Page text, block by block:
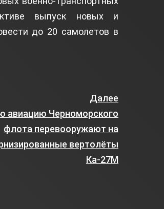
выпуск новых и
до 20 самолетов в
Далее
авиацию Черноморского
флота перевооружают на
вертолёты
Ка-27М